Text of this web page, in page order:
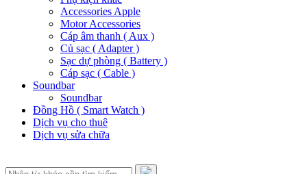
Accessories Apple
Motor Accessories
Cáp âm thanh ( Aux )
Củ sạc ( Adapter )
Sạc dự phòng ( Battery )
Cáp sạc ( Cable )
Soundbar
Soundbar
Đồng Hồ ( Smart Watch )
Dịch vụ cho thuê
Dịch vụ sửa chữa